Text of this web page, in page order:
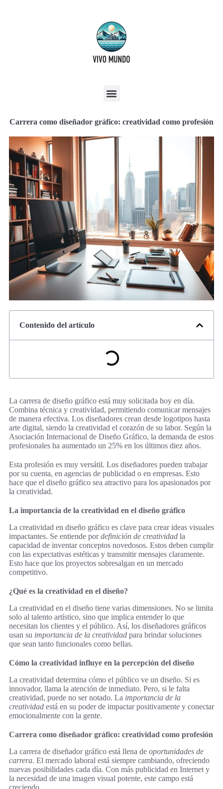
Carrera como diseñador gráfico: creatividad como profesión
Contenido del artículo
La carrera de diseño gráfico está muy solicitada hoy en día.
Combina técnica y creatividad, permitiendo comunicar mensajes
de manera efectiva. Los diseñadores crean desde logotipos hasta
arte digital, siendo la creatividad el corazón de su labor. Según la
Asociación Internacional de Diseño Gráfico, la demanda de estos
profesionales ha aumentado un 25% en los últimos diez años.
Esta profesión es muy versátil. Los diseñadores pueden trabajar
por su cuenta, en agencias de publicidad o en empresas. Esto
hace que el diseño gráfico sea atractivo para los apasionados por
la creatividad.
La importancia de la creatividad en el diseño gráfico
La creatividad en diseño gráfico es clave para crear ideas visuales
impactantes. Se entiende pordefinición de creatividad la
capacidad de inventar conceptos novedosos. Estos deben cumplir
con las expectativas estéticas y transmitir mensajes claramente.
Esto hace que los proyectos sobresalgan en un mercado
competitivo.
¿Qué es la creatividad en el diseño?
La creatividad en el diseño tiene varias dimensiones. No se limita
solo al talento artístico, sino que implica entender lo que
necesitan los clientes y el público. Así, los diseñadores gráficos
usan su importancia de la creatividad para brindar soluciones
que sean tanto funcionales como bellas.
Cómo la creatividad influye en la percepción del diseño
La creatividad determina cómo el público ve un diseño. Si es
innovador, llama la atención de inmediato. Pero, si le falta
creatividad, puede no ser notado. La importancia de la
creatividad está en su poder de impactar positivamente y conectar
emocionalmente con la gente.
Carrera como diseñador gráfico: creatividad como profesión
La carrera de diseñador gráfico está llena de oportunidades de
carrera. El mercado laboral está siempre cambiando, ofreciendo
nuevas posibilidades cada día. Con más publicidad en Internet y
la necesidad de una imagen visual potente, este campo está